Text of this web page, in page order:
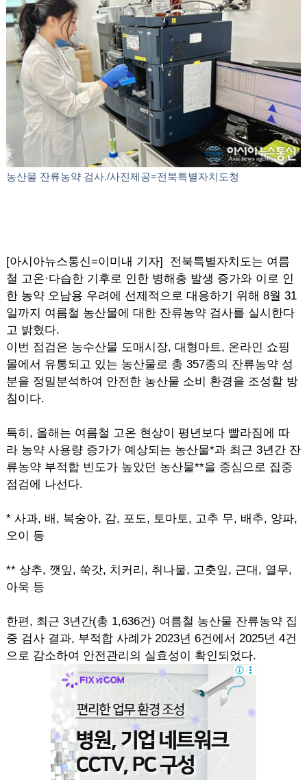
농산물 잔류농약 검사./사진제공=전북특별자치도청
[아시아뉴스통신=이미내 기자] 전북특별자치도는 여름
철 고온·다습한 기후로 인한 병해충 발생 증가와 이로 인
한 농약 오남용 우려에 선제적으로 대응하기 위해 8월 31
일까지 여름철 농산물에 대한 잔류농약 검사를 실시한다
고 밝혔다.
이번 점검은 농수산물 도매시장, 대형마트, 온라인 쇼핑
몰에서 유통되고 있는 농산물로 총 357종의 잔류농약 성
분을 정밀분석하여 안전한 농산물 소비 환경을 조성할 방
침이다.
특히, 올해는 여름철 고온 현상이 평년보다 빨라짐에 따
라 농약 사용량 증가가 예상되는 농산물*과 최근 3년간 잔
류농약 부적합 빈도가 높았던 농산물**을 중심으로 집중
점검에 나선다.
* 사과, 배, 복숭아, 감, 포도, 토마토, 고추 무, 배추, 양파,
오이 등
** 상추, 깻잎, 쑥갓, 치커리, 취나물, 고춧잎, 근대, 열무,
아욱 등
한편, 최근 3년간(총 1,636건) 여름철 농산물 잔류농약 집
중 검사 결과, 부적합 사례가 2023년 6건에서 2025년 4건
으로 감소하여 안전관리의 실효성이 확인되었다.